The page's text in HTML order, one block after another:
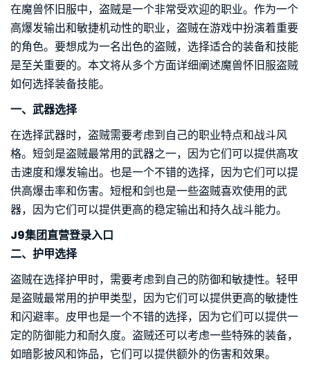
在魔兽怀旧服中，盗贼是一个非常受欢迎的职业。作为一个
高爆发输出和敏捷机动性的职业，盗贼在游戏中扮演着重要
的角色。要想成为一名出色的盗贼，选择适合的装备和技能
是至关重要的。本文将从多个方面详细阐述魔兽怀旧服盗贼
如何选择装备技能。
一、武器选择
在选择武器时，盗贼需要考虑到自己的职业特点和战斗风
格。短剑是盗贼最常用的武器之一，因为它们可以提供高攻
击速度和爆发输出。也是一个不错的选择，因为它们可以提
供高爆击率和伤害。短棍和剑也是一些盗贼喜欢使用的武
器，因为它们可以提供更高的稳定输出和持久战斗能力。
J9集团直营登录入口
二、护甲选择
盗贼在选择护甲时，需要考虑到自己的防御和敏捷性。轻甲
是盗贼最常用的护甲类型，因为它们可以提供更高的敏捷性
和闪避率。皮甲也是一个不错的选择，因为它们可以提供一
定的防御能力和耐久度。盗贼还可以考虑一些特殊的装备，
如暗影披风和饰品，它们可以提供额外的伤害和效果。